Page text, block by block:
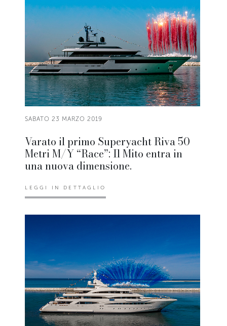
SABATO 23 MARZO 2019
Varato il primo Superyacht Riva 50
Metri M/Y “Race”: Il Mito entra in
una nuova dimensione.
LEGGI IN DETTAGLIO